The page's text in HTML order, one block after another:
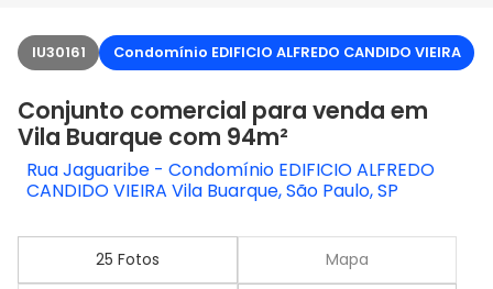
IU30161 Condomínio EDIFICIO ALFREDO CANDIDO VIEIRA
Conjunto comercial para venda em
Vila Buarque com 94m²
Rua Jaguaribe - Condomínio EDIFICIO ALFREDO
CANDIDO VIEIRA Vila Buarque, São Paulo, SP
25 Fotos Mapa